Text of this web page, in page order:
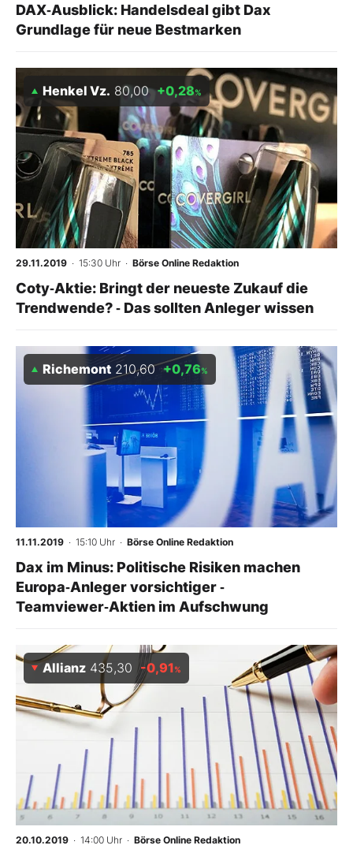
DAX‑Ausblick: Handelsdeal gibt Dax
Grundlage für neue Bestmarken
Henkel Vz. 80,00 +0,28%
29.11.2019 · 15:30 Uhr · Börse Online Redaktion
Coty‑Aktie: Bringt der neueste Zukauf die
Trendwende? ‑ Das sollten Anleger wissen
Richemont 210,60 +0,76%
11.11.2019 · 15:10 Uhr · Börse Online Redaktion
Dax im Minus: Politische Risiken machen
Europa‑Anleger vorsichtiger ‑
Teamviewer‑Aktien im Aufschwung
Allianz 435,30 -0,91%
20.10.2019 · 14:00 Uhr · Börse Online Redaktion